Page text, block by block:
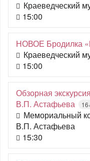
Краеведческий
15:00
НОВОЕ Бродилка
Краеведческий
15:00
Обзорная
В.П. Астафьева
Мемориальный
В.П. Астафьева
15:30